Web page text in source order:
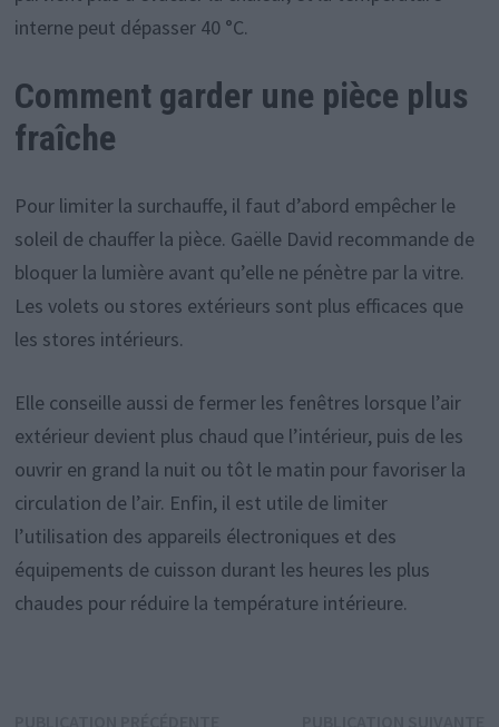
interne peut dépasser 40 °C.
Comment garder une pièce plus
fraîche
Pour limiter la surchauffe, il faut d’abord empêcher le
soleil de chauffer la pièce. Gaëlle David recommande de
bloquer la lumière avant qu’elle ne pénètre par la vitre.
Les volets ou stores extérieurs sont plus efficaces que
les stores intérieurs.
Elle conseille aussi de fermer les fenêtres lorsque l’air
extérieur devient plus chaud que l’intérieur, puis de les
ouvrir en grand la nuit ou tôt le matin pour favoriser la
circulation de l’air. Enfin, il est utile de limiter
l’utilisation des appareils électroniques et des
équipements de cuisson durant les heures les plus
chaudes pour réduire la température intérieure.